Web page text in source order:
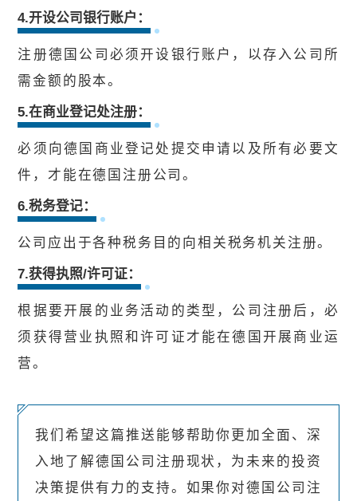
4.开设公司银行账户：
注册德国公司必须开设银行账户，以存入公司所
需金额的股本。
5.在商业登记处注册：
必须向德国商业登记处提交申请以及所有必要文
件，才能在德国注册公司。
6.税务登记：
公司应出于各种税务目的向相关税务机关注册。
7.获得执照/许可证：
根据要开展的业务活动的类型，公司注册后，必
须获得营业执照和许可证才能在德国开展商业运
营。
我们希望这篇推送能够帮助你更加全面、深
入地了解德国公司注册现状，为未来的投资
决策提供有力的支持。如果你对德国公司注